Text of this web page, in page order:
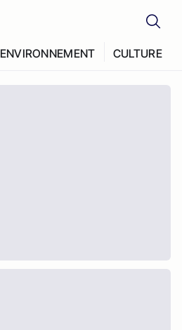
ENVIRONNEMENT CULTURE